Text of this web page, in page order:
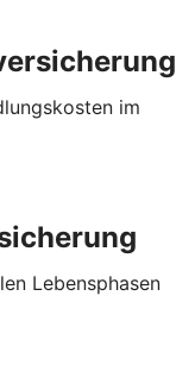
im
Lebensphasen